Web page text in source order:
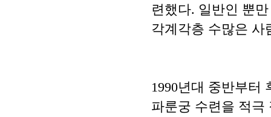
련했다. 일반인 뿐
각계각층 수많은 사
1990년대 중반부터
파룬궁 수련을 적극